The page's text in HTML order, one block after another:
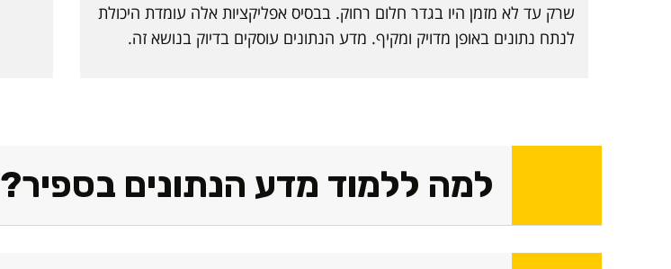
שרק עד לא מזמן היו בגדר חלום רחוק. בבסיס אפליקציות אלה עומדת היכולת
לנתח נתונים באופן מדויק ומקיף. מדע הנתונים עוסקים בדיוק בנושא זה.
למה ללמוד מדע הנתונים בספיר?